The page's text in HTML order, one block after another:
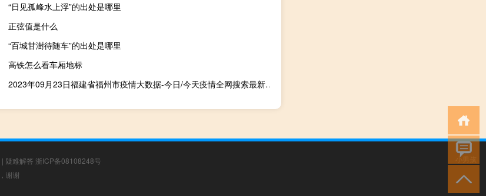
“日见孤峰水上浮”的出处是哪里
正弦值是什么
“百城甘澍待随车”的出处是哪里
高铁怎么看车厢地标
2023年09月23日福建省福州市疫情大数据-今日/今天疫情全网搜索最新实时消息动态情况通知播报
| 疑难解答 浙ICP备08108248号
谢谢
小男孩